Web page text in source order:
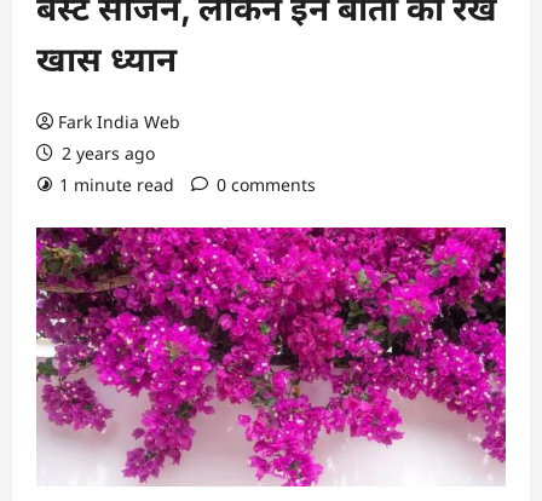
खास ध्यान
Fark India Web
2 years ago
1 minute read
0 comments